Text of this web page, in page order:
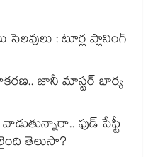
: టూర్ల ప్లానింగ్
జానీ మాస్టర్ భార్య
ఫుడ్ సేఫ్టీ
తెలుసా?